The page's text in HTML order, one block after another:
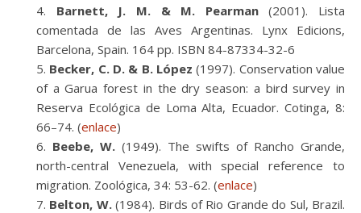
Barnett, J. M. & M. Pearman(2001). Lista
comentada de las Aves Argentinas. Lynx Edicions,
Barcelona, Spain. 164 pp. ISBN 84-87334-32-6
Becker, C. D. & B. López (1997). Conservation value
of a Garua forest in the dry season: a bird survey in
Reserva Ecológica de Loma Alta, Ecuador. Cotinga, 8:
66–74. (enlace)
Beebe, W. (1949). The swifts of Rancho Grande,
north-central Venezuela, with special reference to
migration. Zoológica, 34: 53-62. (enlace)
Belton, W.(1984). Birds of Rio Grande do Sul, Brazil.